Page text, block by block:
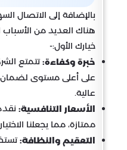
بالإضافة إلى الاتصال
هناك العديد من
خيارك الأول:-
خبرة وكفاءة:تتمتع
على أعلى مستوى
عالية.
الأسعار التنافسية:
ممتازة، مما يجعلنا
التعقيم والنظافة: